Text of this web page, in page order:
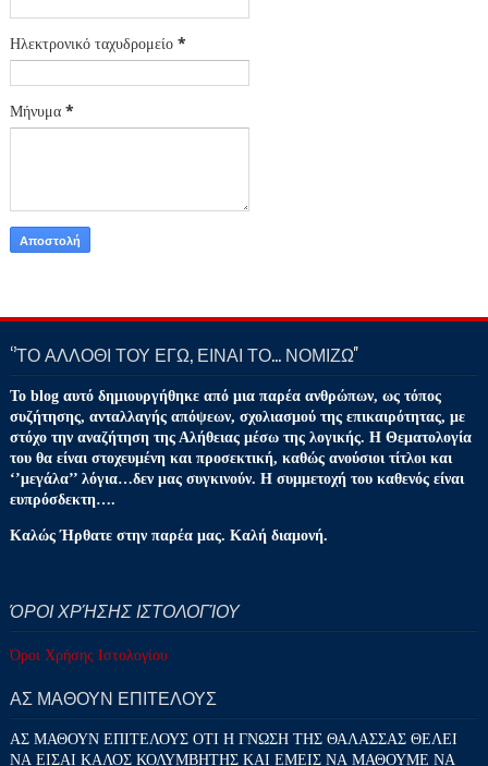
Ηλεκτρονικό ταχυδρομείο *
Μήνυμα *
‘’ΤΟ ΑΛΛΟΘΙ ΤΟΥ ΕΓΩ, ΕΙΝΑΙ ΤΟ… ΝΟΜΙΖΩ''
Το blog αυτό δημιουργήθηκε από μια παρέα ανθρώπων, ως τόπος
συζήτησης, ανταλλαγής απόψεων, σχολιασμού της επικαιρότητας, με
στόχο την αναζήτηση της Αλήθειας μέσω της λογικής. Η Θεματολογία
του θα είναι στοχευμένη και προσεκτική, καθώς ανούσιοι τίτλοι και
‘’μεγάλα’’ λόγια…δεν μας συγκινούν. Η συμμετοχή του καθενός είναι
ευπρόσδεκτη….
Καλώς Ήρθατε στην παρέα μας. Καλή διαμονή.
ΌΡΟΙ ΧΡΉΣΗΣ ΙΣΤΟΛΟΓΊΟΥ
Όροι Χρήσης Ιστολογίου
ΑΣ ΜΑΘΟΥΝ ΕΠΙΤΕΛΟΥΣ
ΑΣ ΜΑΘΟΥΝ ΕΠΙΤΕΛΟΥΣ ΟΤΙ Η ΓΝΩΣΗ ΤΗΣ ΘΑΛΑΣΣΑΣ ΘΕΛΕΙ
ΝΑ ΕΙΣΑΙ ΚΑΛΟΣ ΚΟΛΥΜΒΗΤΗΣ ΚΑΙ ΕΜΕΙΣ ΝΑ ΜΑΘΟΥΜΕ ΝΑ